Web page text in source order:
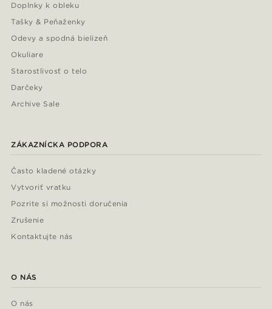
Doplnky k obleku
Tašky & Peňaženky
Odevy a spodná bielizeň
Okuliare
Starostlivosť o telo
Darčeky
Archive Sale
ZÁKAZNÍCKA PODPORA
Často kladené otázky
Vytvoriť vratku
Pozrite si možnosti doručenia
Zrušenie
Kontaktujte nás
O NÁS
O nás